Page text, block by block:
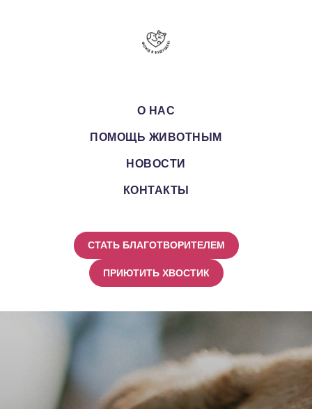
О НАС
ПОМОЩЬ ЖИВОТНЫМ
НОВОСТИ
КОНТАКТЫ
СТАТЬ БЛАГОТВОРИТЕЛЕМ
ПРИЮТИТЬ ХВОСТИК